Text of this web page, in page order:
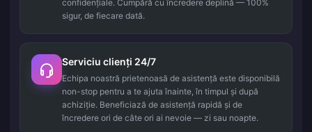
confidențiale. Cumpără cu încredere deplină — 100%
sigur, de fiecare dată.
Serviciu clienți 24/7
Echipa noastră prietenoasă de asistență este disponibilă
non-stop pentru a te ajuta înainte, în timpul și după
achiziție. Beneficiază de asistență rapidă și de
încredere ori de câte ori ai nevoie — zi sau noapte.